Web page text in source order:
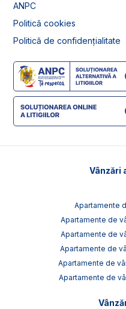
ANPC
Politică cookies
Politică de confidențialitate
Vânzări
Apartamente
Apartamente de
Apartamente de
Apartamente de
Apartamente de
Apartamente de